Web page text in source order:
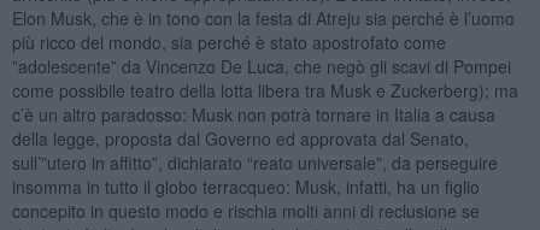
Elon Musk, che è in tono con la festa di Atreju sia perché è l’uomo
più ricco del mondo, sia perché è stato apostrofato come
”adolescente” da Vincenzo De Luca, che negò gli scavi di Pompei
come possibile teatro della lotta libera tra Musk e Zuckerberg); ma
c’è un altro paradosso: Musk non potrà tornare in Italia a causa
della legge, proposta dal Governo ed approvata dal Senato,
sull’”utero in affitto”, dichiarato “reato universale”, da perseguire
insomma in tutto il globo terracqueo: Musk, infatti, ha un figlio
concepito in questo modo e rischia molti anni di reclusione se